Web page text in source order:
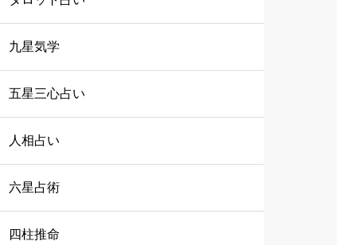
九星気学
五星三心占い
人相占い
六星占術
四柱推命